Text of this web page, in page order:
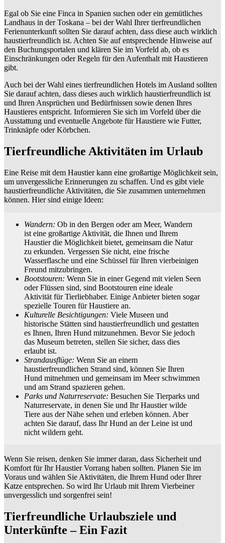
Egal ob Sie eine Finca in Spanien suchen oder ein gemütliches
Landhaus in der Toskana – bei der Wahl Ihrer tierfreundlichen
Ferienunterkunft sollten Sie darauf achten, dass diese auch wirklich
haustierfreundlich ist. Achten Sie auf entsprechende Hinweise auf
den Buchungsportalen und klären Sie im Vorfeld ab, ob es
Einschränkungen oder Regeln für den Aufenthalt mit Haustieren
gibt.
Auch bei der Wahl eines tierfreundlichen Hotels im Ausland sollten
Sie darauf achten, dass dieses auch wirklich haustierfreundlich ist
und Ihren Ansprüchen und Bedürfnissen sowie denen Ihres
Haustieres entspricht. Informieren Sie sich im Vorfeld über die
Ausstattung und eventuelle Angebote für Haustiere wie Futter,
Trinknäpfe oder Körbchen.
Tierfreundliche Aktivitäten im Urlaub
Eine Reise mit dem Haustier kann eine großartige Möglichkeit sein,
um unvergessliche Erinnerungen zu schaffen. Und es gibt viele
haustierfreundliche Aktivitäten, die Sie zusammen unternehmen
können. Hier sind einige Ideen:
Wandern: Ob in den Bergen oder am Meer, Wandern
ist eine großartige Aktivität, die Ihnen und Ihrem
Haustier die Möglichkeit bietet, gemeinsam die Natur
zu erkunden. Vergessen Sie nicht, eine frische
Wasserflasche und eine Schüssel für Ihren vierbeinigen
Freund mitzubringen.
Bootstouren: Wenn Sie in einer Gegend mit vielen Seen
oder Flüssen sind, sind Bootstouren eine ideale
Aktivität für Tierliebhaber. Einige Anbieter bieten sogar
spezielle Touren für Haustiere an.
Kulturelle Besichtigungen: Viele Museen und
historische Stätten sind haustierfreundlich und gestatten
es Ihnen, Ihren Hund mitzunehmen. Bevor Sie jedoch
das Museum betreten, stellen Sie sicher, dass dies
erlaubt ist.
Strandausflüge: Wenn Sie an einem
haustierfreundlichen Strand sind, können Sie Ihren
Hund mitnehmen und gemeinsam im Meer schwimmen
und am Strand spazieren gehen.
Parks und Naturreservate: Besuchen Sie Tierparks und
Naturreservate, in denen Sie und Ihr Haustier wilde
Tiere aus der Nähe sehen und erleben können. Aber
achten Sie darauf, dass Ihr Hund an der Leine ist und
nicht wildern geht.
Wenn Sie reisen, denken Sie immer daran, dass Sicherheit und
Komfort für Ihr Haustier Vorrang haben sollten. Planen Sie im
Voraus und wählen Sie Aktivitäten, die Ihrem Hund oder Ihrer
Katze entsprechen. So wird Ihr Urlaub mit Ihrem Vierbeiner
unvergesslich und sorgenfrei sein!
Tierfreundliche Urlaubsziele und
Unterkünfte – Ein Fazit